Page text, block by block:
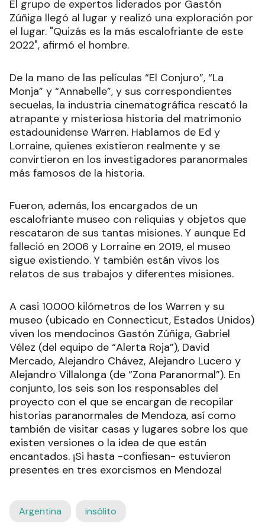
El grupo de expertos liderados por Gastón
Zúñiga llegó al lugar y realizó una exploración por
el lugar. "Quizás es la más escalofriante de este
2022", afirmó el hombre.
De la mano de las películas “El Conjuro”, “La
Monja” y “Annabelle”, y sus correspondientes
secuelas, la industria cinematográfica rescató la
atrapante y misteriosa historia del matrimonio
estadounidense Warren. Hablamos de Ed y
Lorraine, quienes existieron realmente y se
convirtieron en los investigadores paranormales
más famosos de la historia.
Fueron, además, los encargados de un
escalofriante museo con reliquias y objetos que
rescataron de sus tantas misiones. Y aunque Ed
falleció en 2006 y Lorraine en 2019, el museo
sigue existiendo. Y también están vivos los
relatos de sus trabajos y diferentes misiones.
A casi 10.000 kilómetros de los Warren y su
museo (ubicado en Connecticut, Estados Unidos)
viven los mendocinos Gastón Zúñiga, Gabriel
Vélez (del equipo de “Alerta Roja”), David
Mercado, Alejandro Chávez, Alejandro Lucero y
Alejandro Villalonga (de “Zona Paranormal”). En
conjunto, los seis son los responsables del
proyecto con el que se encargan de recopilar
historias paranormales de Mendoza, así como
también de visitar casas y lugares sobre los que
existen versiones o la idea de que están
encantados. ¡Si hasta -confiesan- estuvieron
presentes en tres exorcismos en Mendoza!
Argentina insólito